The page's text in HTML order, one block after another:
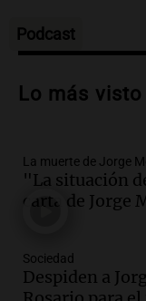
Audio.
vehículos
Audio.
y cinco
un puente
Audio.
Rosario
Podcast
Lo más visto
La muerte de Jorge
"La situación
carta de Jorge
Sociedad
Despiden a